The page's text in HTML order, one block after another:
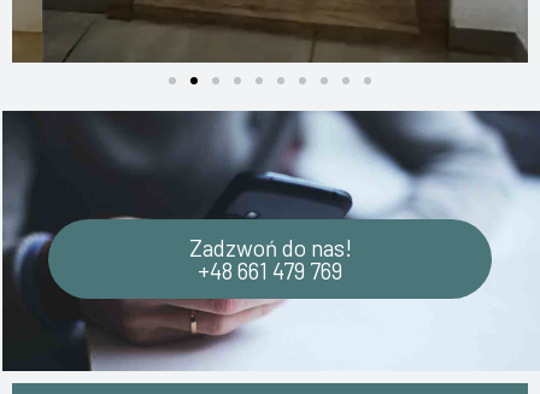
Zadzwoń do nas!
+48 661 479 769